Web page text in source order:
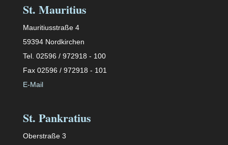
St. Mauritius
Mauritiusstraße 4
59394 Nordkirchen
Tel. 02596 / 972918 - 100
Fax 02596 / 972918 - 101
E-Mail
St. Pankratius
Oberstraße 3